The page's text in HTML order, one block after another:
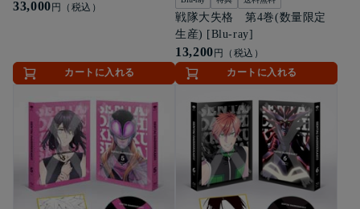
33,000円（税込）
カートに入れる
戦隊大失格 第4巻(数量限定
生産) [Blu-ray]
13,200円（税込）
カートに入れる